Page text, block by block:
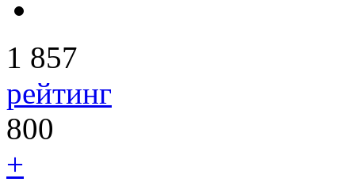
1 857
рейтинг
800
+